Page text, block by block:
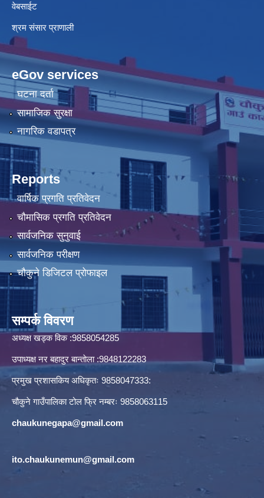
वेबसाईट
श्रम संसार प्राणाली
eGov services
घटना दर्ता
सामाजिक सुरक्षा
नागरिक वडापत्र
Reports
वार्षिक प्रगति प्रतिवेदन
चौमासिक प्रगति प्रतिवेदन
सार्वजनिक सुनुवाई
सार्वजनिक परीक्षण
चौकुने डिजिटल प्रोफाइल
सम्पर्क विवरण
अध्यक्ष खड्क विक :9858054285
उपाध्यक्ष नर बहादुर बान्ताेला :9848122283
प्रमुख प्रशासकिय अधिकृतः 9858047333:
चौकुने गाउँपालिका टोल फ्रि नम्बरः 9858063115
chaukunegapa@gmail.com
ito.chaukunemun@gmail.com